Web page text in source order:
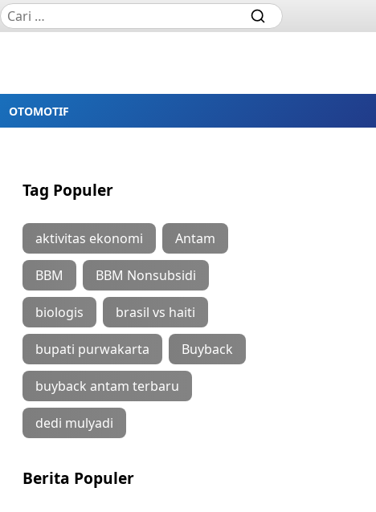
OTOMOTIF
Tag Populer
aktivitas ekonomi Antam
BBM BBM Nonsubsidi
biologis brasil vs haiti
bupati purwakarta Buyback
buyback antam terbaru
dedi mulyadi
Berita Populer